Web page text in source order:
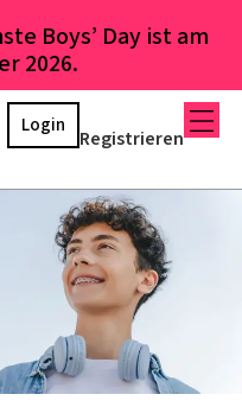
Boys’ Day ist am
2026.
Registrieren
Login